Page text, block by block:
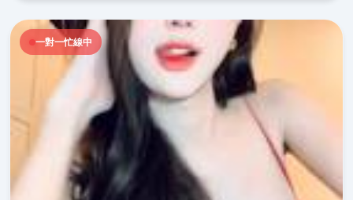
一對一忙線中